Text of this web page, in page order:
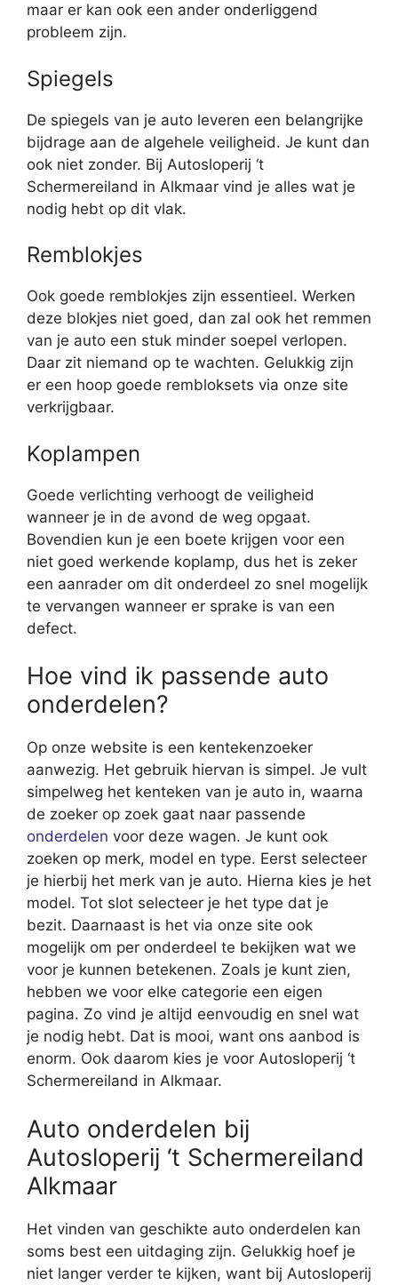
maar er kan ook een ander onderliggend
probleem zijn.
Spiegels
De spiegels van je auto leveren een belangrijke
bijdrage aan de algehele veiligheid. Je kunt dan
ook niet zonder. Bij Autosloperij ‘t
Schermereiland in Alkmaar vind je alles wat je
nodig hebt op dit vlak.
Remblokjes
Ook goede remblokjes zijn essentieel. Werken
deze blokjes niet goed, dan zal ook het remmen
van je auto een stuk minder soepel verlopen.
Daar zit niemand op te wachten. Gelukkig zijn
er een hoop goede rembloksets via onze site
verkrijgbaar.
Koplampen
Goede verlichting verhoogt de veiligheid
wanneer je in de avond de weg opgaat.
Bovendien kun je een boete krijgen voor een
niet goed werkende koplamp, dus het is zeker
een aanrader om dit onderdeel zo snel mogelijk
te vervangen wanneer er sprake is van een
defect.
Hoe vind ik passende auto
onderdelen?
Op onze website is een kentekenzoeker
aanwezig. Het gebruik hiervan is simpel. Je vult
simpelweg het kenteken van je auto in, waarna
de zoeker op zoek gaat naar passende
onderdelen voor deze wagen. Je kunt ook
zoeken op merk, model en type. Eerst selecteer
je hierbij het merk van je auto. Hierna kies je het
model. Tot slot selecteer je het type dat je
bezit. Daarnaast is het via onze site ook
mogelijk om per onderdeel te bekijken wat we
voor je kunnen betekenen. Zoals je kunt zien,
hebben we voor elke categorie een eigen
pagina. Zo vind je altijd eenvoudig en snel wat
je nodig hebt. Dat is mooi, want ons aanbod is
enorm. Ook daarom kies je voor Autosloperij ‘t
Schermereiland in Alkmaar.
Auto onderdelen bij
Autosloperij ‘t Schermereiland
Alkmaar
Het vinden van geschikte auto onderdelen kan
soms best een uitdaging zijn. Gelukkig hoef je
niet langer verder te kijken, want bij Autosloperij